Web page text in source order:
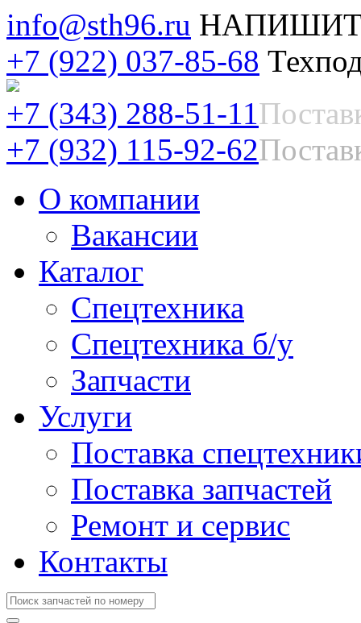
info@sth96.ru
+7 (922) 037-85-68
+7 (343) 288-51-11
+7 (932) 115-92-62
О компании
Вакансии
Каталог
Спецтехника
Спецтехника б/у
Запчасти
Услуги
Поставка
Поставка запчастей
Ремонт и сервис
Контакты